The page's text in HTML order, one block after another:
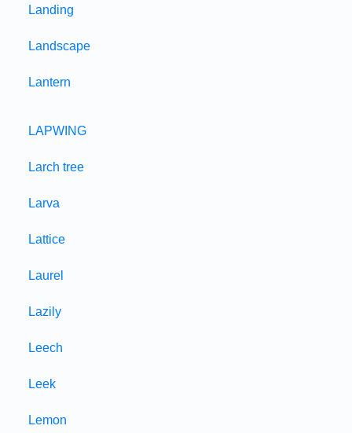
Landing
Landscape
Lantern
LAPWING
Larch tree
Larva
Lattice
Laurel
Lazily
Leech
Leek
Lemon